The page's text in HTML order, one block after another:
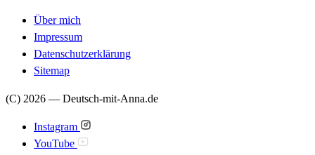
Über mich
Impressum
Datenschutzerklärung
Sitemap
(C) 2026 — Deutsch-mit-Anna.de
Instagram
YouTube